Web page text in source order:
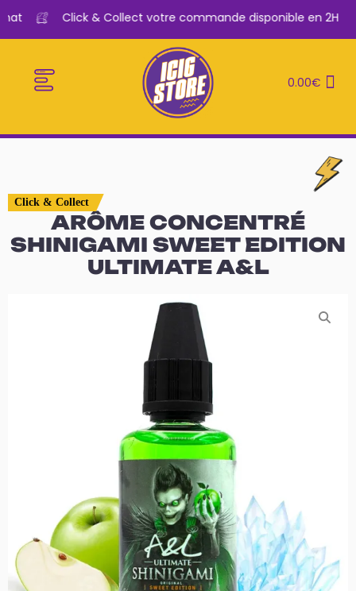
Click & Collect votre commande disponible en 2H
0.00€
Click & Collect
ARÔME CONCENTRÉ
SHINIGAMI SWEET EDITION
ULTIMATE A&L